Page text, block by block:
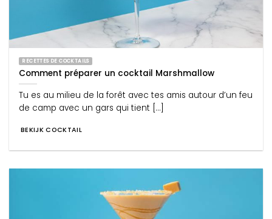
RECETTES DE COCKTAILS
Comment préparer un cocktail Marshmallow
Tu es au milieu de la forêt avec tes amis autour d’un feu
de camp avec un gars qui tient [...]
BEKIJK COCKTAIL